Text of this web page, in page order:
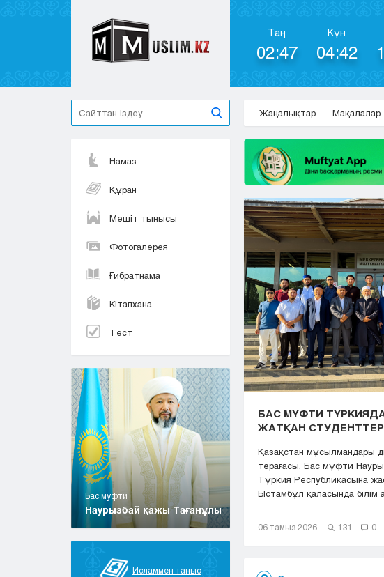
Таң
02:47
Күн
04:42
Жаңалықтар Мақалалар
Намаз
Құран
Мешіт тынысы
Фотогалерея
Ғибратнама
Кітапхана
Тест
Бас муфти
Наурызбай қажы Тағанұлы
Исламмен таныс
БАС МҮФТИ
ЖАТҚАН
Қазақстан мұсылмандары
төрағасы, Бас мүфти
Түркия Республикасына
Ыстамбұл қаласында білім
06 тамыз 2026 131 0